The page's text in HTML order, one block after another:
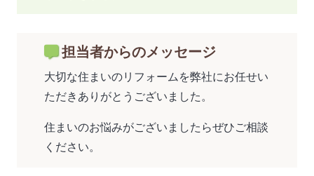
担当者からのメッセージ
大切な住まいのリフォームを弊社にお任せい
ただきありがとうございました。
住まいのお悩みがございましたらぜひご相談
ください。